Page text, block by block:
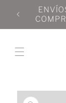
directamente
al contenido
directamente